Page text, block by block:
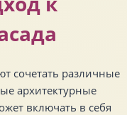
сочетать различные
архитектурные
включать в себя